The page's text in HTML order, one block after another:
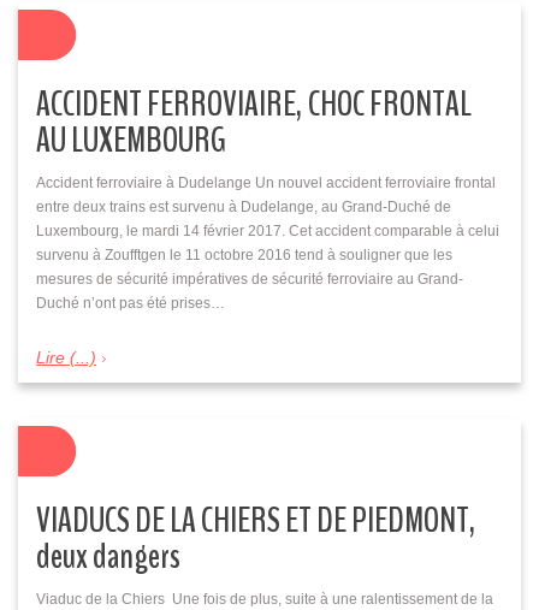
ACCIDENT FERROVIAIRE, CHOC FRONTAL
AU LUXEMBOURG
Accident ferroviaire à Dudelange Un nouvel accident ferroviaire frontal
entre deux trains est survenu à Dudelange, au Grand-Duché de
Luxembourg, le mardi 14 février 2017. Cet accident comparable à celui
survenu à Zoufftgen le 11 octobre 2016 tend à souligner que les
mesures de sécurité impératives de sécurité ferroviaire au Grand-
Duché n’ont pas été prises…
Lire (...)
VIADUCS DE LA CHIERS ET DE PIEDMONT,
deux dangers
Viaduc de la Chiers Une fois de plus, suite à une ralentissement de la